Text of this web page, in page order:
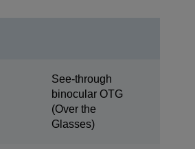
See-through
binocular OTG
(Over the
Glasses)